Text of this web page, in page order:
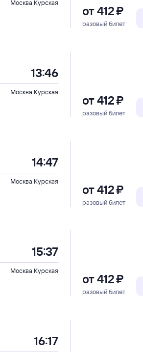
Москва Курская
от412 ⁠₽
разовый билет
13:46
Москва Курская
от412 ⁠₽
разовый билет
14:47
Москва Курская
от412 ⁠₽
разовый билет
15:37
Москва Курская
от412 ⁠₽
разовый билет
16:17